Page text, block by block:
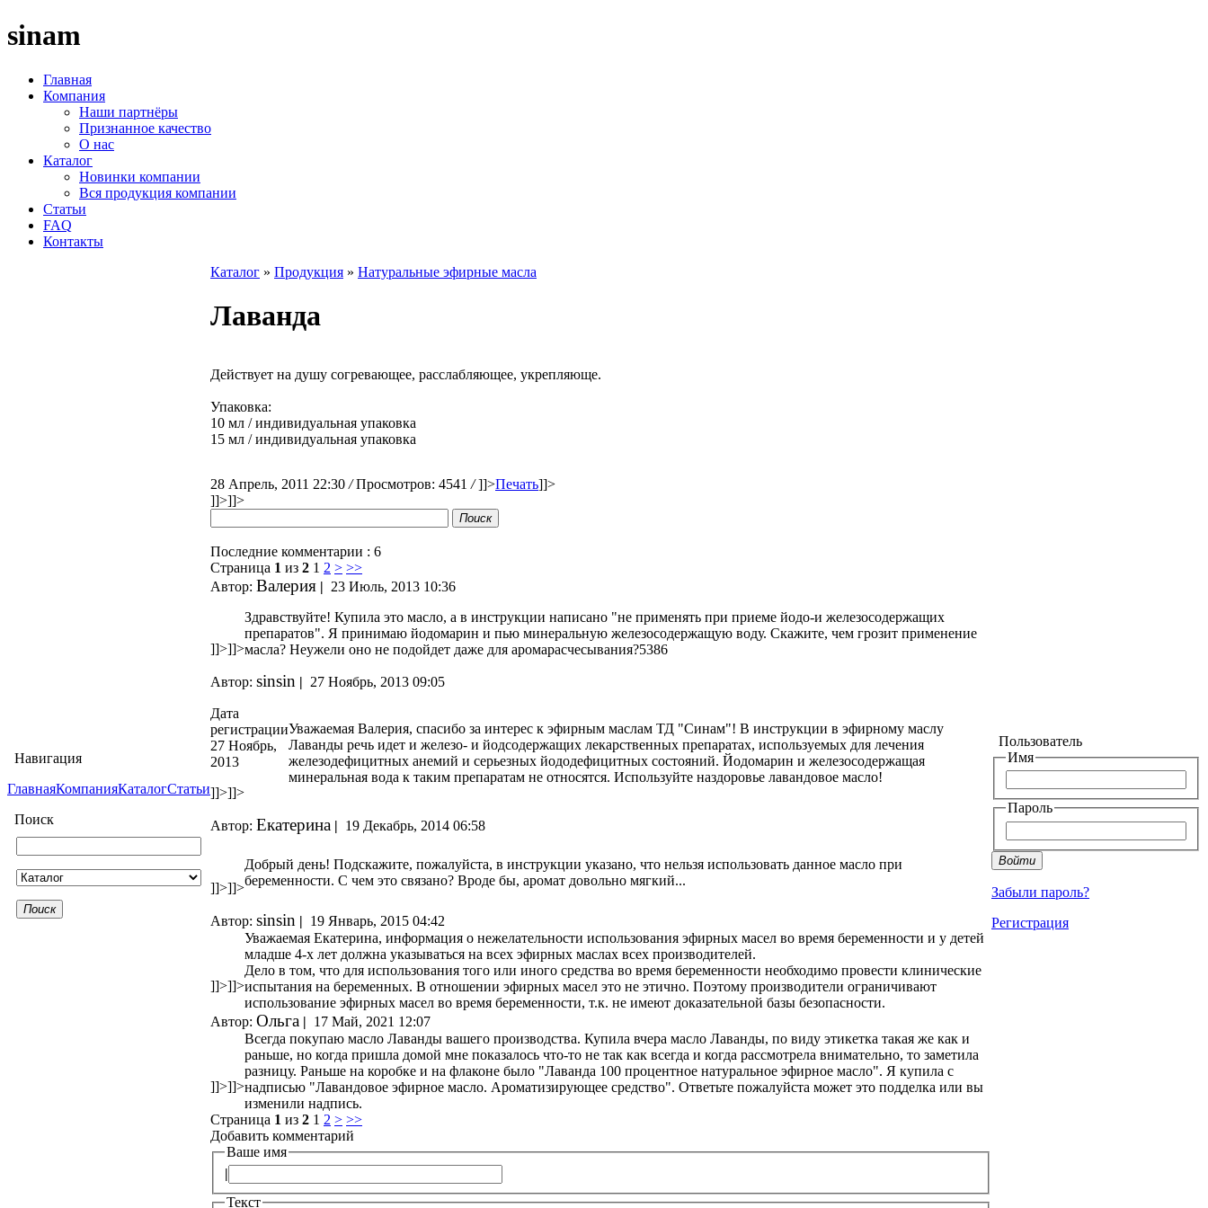
sinam
Главная
Компания
Наши партнёры
Признанное качество
О нас
Каталог
Новинки компании
Вся продукция компании
Статьи
FAQ
Контакты
Навигация
ГлавнаяКомпанияКаталогСтатьи
Поиск
Поиск
Каталог » Продукция » Натуральные эфирные масла
Лаванда
Действует на душу согревающее, расслабляющее, укрепляюще.
Упаковка:
10 мл / индивидуальная упаковка
15 мл / индивидуальная упаковка
28 Апрель, 2011 22:30 /Просмотров: 4541 / ]]>Печать]]>
]]>]]>
Поиск
Последние комментарии : 6
Страница 1 из 2 1 2 > >>
Автор: Валерия | 23 Июль, 2013 10:36
]]>]]>
Здравствуйте! Купила это масло, а в инструкции написано "не применять при приеме йодо-и железосодержащих
препаратов". Я принимаю йодомарин и пью минеральную железосодержащую воду. Скажите, чем грозит применение
масла? Неужели оно не подойдет даже для аромарасчесывания?5386
Автор: sinsin | 27 Ноябрь, 2013 09:05
Дата
регистрации
27 Ноябрь,
2013
]]>]]>
Уважаемая Валерия, спасибо за интерес к эфирным маслам ТД "Синам"! В инструкции в эфирному маслу
Лаванды речь идет и железо- и йодсодержащих лекарственных препаратах, используемых для лечения
железодефицитных анемий и серьезных йододефицитных состояний. Йодомарин и железосодержащая
минеральная вода к таким препаратам не относятся. Используйте наздоровье лавандовое масло!
Автор: Екатерина | 19 Декабрь, 2014 06:58
]]>]]>
Добрый день! Подскажите, пожалуйста, в инструкции указано, что нельзя использовать данное масло при
беременности. С чем это связано? Вроде бы, аромат довольно мягкий...
Автор: sinsin | 19 Январь, 2015 04:42
]]>]]>
Уважаемая Екатерина, информация о нежелательности использования эфирных масел во время беременности и у детей
младше 4-х лет должна указываться на всех эфирных маслах всех производителей.
Дело в том, что для использования того или иного средства во время беременности необходимо провести клинические
испытания на беременных. В отношении эфирных масел это не этично. Поэтому производители ограничивают
использование эфирных масел во время беременности, т.к. не имеют доказательной базы безопасности.
Автор: Ольга | 17 Май, 2021 12:07
]]>]]>
Всегда покупаю масло Лаванды вашего производства. Купила вчера масло Лаванды, по виду этикетка такая же как и
раньше, но когда пришла домой мне показалось что-то не так как всегда и когда рассмотрела внимательно, то заметила
разницу. Раньше на коробке и на флаконе было "Лаванда 100 процентное натуральное эфирное масло". Я купила с
надписью "Лавандовое эфирное масло. Ароматизирующее средство". Ответьте пожалуйста может это подделка или вы
изменили надпись.
Страница 1 из 2 1 2 > >>
Добавить комментарий
Ваше имя
|
Текст
Пользователь
Имя
Пароль
Войти
Забыли пароль?
Регистрация